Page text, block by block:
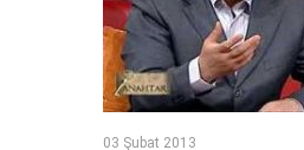
03 Şubat 2013